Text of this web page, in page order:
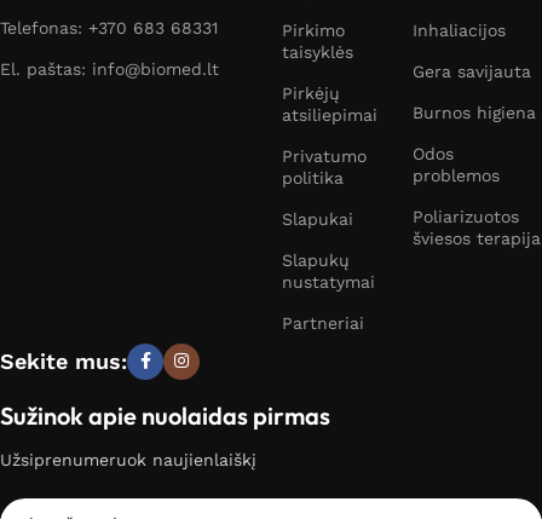
Telefonas: +370 683 68331
El. paštas: info@biomed.lt
Pirkimo
taisyklės
Pirkėjų
atsiliepimai
Privatumo
politika
Slapukai
Slapukų
nustatymai
Partneriai
Inhaliacijos
Gera savijauta
Burnos higiena
Odos
problemos
Poliarizuotos
šviesos terapija
Sekite mus:
Sužinok apie nuolaidas pirmas
Užsiprenumeruok naujienlaiškį